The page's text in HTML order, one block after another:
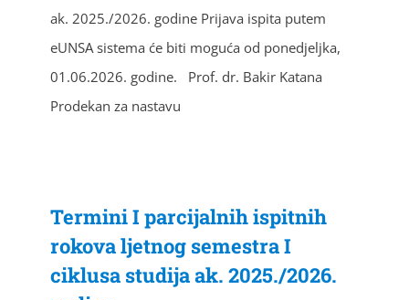
ak. 2025./2026. godine Prijava ispita putem
eUNSA sistema će biti moguća od ponedjeljka,
01.06.2026. godine. Prof. dr. Bakir Katana
Prodekan za nastavu
Termini I parcijalnih ispitnih
rokova ljetnog semestra I
ciklusa studija ak. 2025./2026.